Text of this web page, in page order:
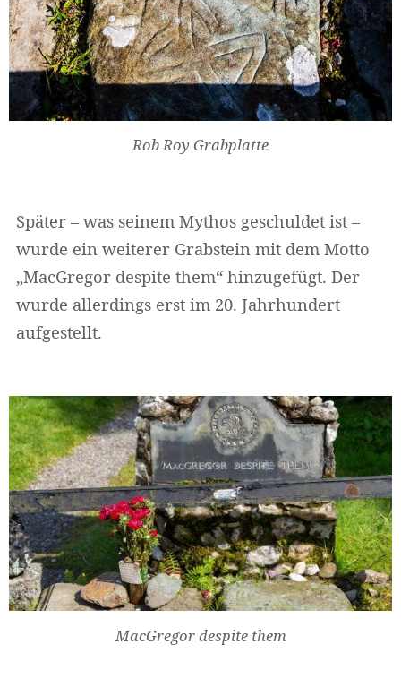
Rob Roy Grabplatte
Später – was seinem Mythos geschuldet ist –
wurde ein weiterer Grabstein mit dem Motto
„MacGregor despite them“ hinzugefügt. Der
wurde allerdings erst im 20. Jahrhundert
aufgestellt.
MacGregor despite them